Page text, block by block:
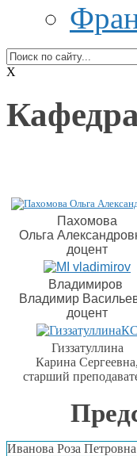
X
Пахомова
Ольга
доцент
Владимиров
Владимир
доцент
Гиззатуллина
Карина Сергеевна,
старший
Иванова Роза Петровна